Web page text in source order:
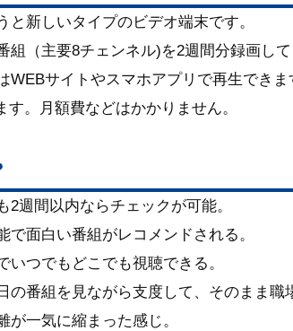
と新しいタイプのビデオ端末です。
組（主要8チェンネル)を2週間分録画して
WEBサイトやスマホアプリで再生できま
す。月額費などはかかりません。
2週間以内ならチェックが可能。
で面白い番組がレコメンドされる。
いつでもどこでも視聴できる。
の番組を見ながら支度して、そのまま職
が一気に縮まった感じ。